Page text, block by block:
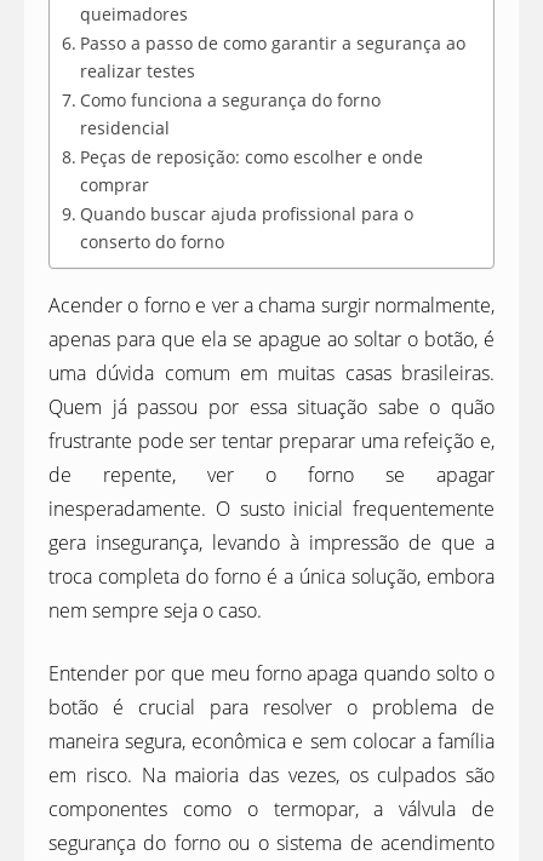
queimadores
Passo a passo de como garantir a segurança ao
realizar testes
Como funciona a segurança do forno
residencial
Peças de reposição: como escolher e onde
comprar
Quando buscar ajuda profissional para o
conserto do forno
Acender o forno e ver a chama surgir normalmente,
apenas para que ela se apague ao soltar o botão, é
uma dúvida comum em muitas casas brasileiras.
Quem já passou por essa situação sabe o quão
frustrante pode ser tentar preparar uma refeição e,
de repente, ver o forno se apagar
inesperadamente. O susto inicial frequentemente
gera insegurança, levando à impressão de que a
troca completa do forno é a única solução, embora
nem sempre seja o caso.
Entender por que meu forno apaga quando solto o
botão é crucial para resolver o problema de
maneira segura, econômica e sem colocar a família
em risco. Na maioria das vezes, os culpados são
componentes como o termopar, a válvula de
segurança do forno ou o sistema de acendimento